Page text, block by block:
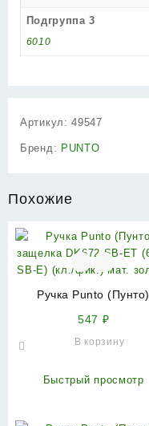
Подгруппа 3
6010
Артикул:49547
Бренд: PUNTO
Похожие
Ручка Punto (Пунто)
золото
547 ₽
В корзину
Быстрый просмотр